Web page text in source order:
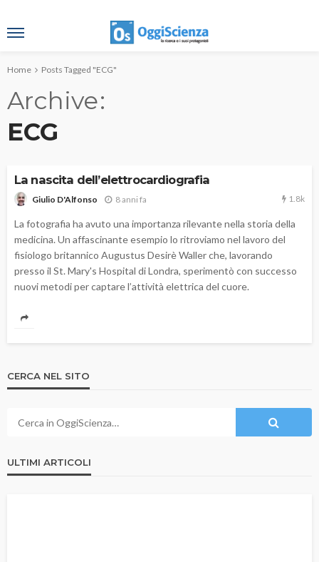
Home Posts Tagged "ECG"
Archive
ECG
La nascita dell’elettrocardiografia
Giulio D'Alfonso 8 anni fa 1.8k
La fotografia ha avuto una importanza rilevante nella storia della
medicina. Un affascinante esempio lo ritroviamo nel lavoro del
fisiologo britannico Augustus Desirè Waller che, lavorando
presso il St. Mary's Hospital di Londra, sperimentò con successo
nuovi metodi per captare l’attività elettrica del cuore.
CERCA NEL SITO
ULTIMI ARTICOLI